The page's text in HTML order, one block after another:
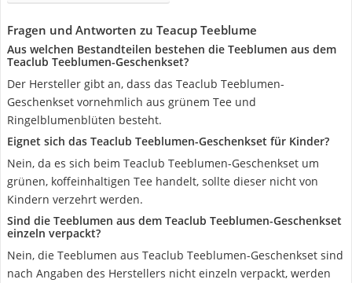
Fragen und Antworten zu Teacup Teeblume
Aus welchen Bestandteilen bestehen die Teeblumen aus dem
Teaclub Teeblumen-Geschenkset?
Der Hersteller gibt an, dass das Teaclub Teeblumen-
Geschenkset vornehmlich aus grünem Tee und
Ringelblumenblüten besteht.
Eignet sich das Teaclub Teeblumen-Geschenkset für Kinder?
Nein, da es sich beim Teaclub Teeblumen-Geschenkset um
grünen, koffeinhaltigen Tee handelt, sollte dieser nicht von
Kindern verzehrt werden.
Sind die Teeblumen aus dem Teaclub Teeblumen-Geschenkset
einzeln verpackt?
Nein, die Teeblumen aus Teaclub Teeblumen-Geschenkset sind
nach Angaben des Herstellers nicht einzeln verpackt, werden